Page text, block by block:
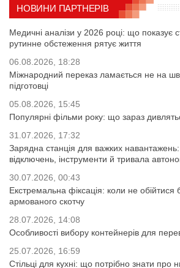
НОВИНИ ПАРТНЕРІВ
Медичні аналізи у 2026 році: що показує
рутинне обстеження рятує життя
06.08.2026, 18:28
Міжнародний переказ ламається не на
підготовці
05.08.2026, 15:45
Популярні фільми року: що зараз
31.07.2026, 17:32
Зарядна станція для важких навантажень:
відключень, інструменти й тривала
30.07.2026, 00:43
Екстремальна фіксація: коли не обійтися
армованого скотчу
28.07.2026, 14:08
Особливості вибору контейнерів для
25.07.2026, 16:59
Стільці для кухні: що потрібно знати про